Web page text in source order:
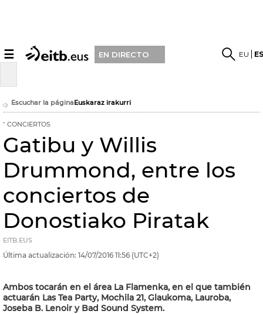
☰ EN DIRECTO EU
Escuchar la páginaEuskaraz irakurri
CONCIERTOS
Gatibu y Willis
Drummond, entre los
conciertos de
Donostiako Piratak
EITB.EUS
Última actualización: 14/07/2016 11:56 (UTC+2)
Ambos tocarán en el área La Flamenka, en el que también
actuarán Las Tea Party, Mochila 21, Glaukoma, Lauroba,
Joseba B. Lenoir y Bad Sound System.